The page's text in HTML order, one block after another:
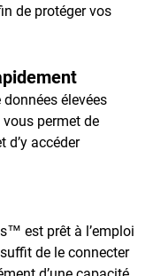
de protéger vos
élevées
vous permet de
d’y accéder
est prêt à l’emploi
de le connecter